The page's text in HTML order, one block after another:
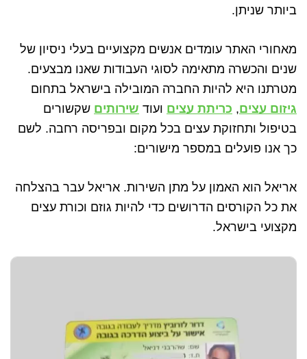
ביותר שניתן.
מאחורי האתר עומדים אנשים מקצועיים בעלי ניסיון של
שנים והכשרה מתאימה לסוגי העבודות שאנו מבצעים.
מטרתנו היא להיות החברה המובילה בישראל בתחום
גיזום עצים, כריתת עצים ועוד שירותים שקשורים
בטיפול ותחזוקת עצים בכל מקום ובפריסה רחבה. לשם
כך אנו פועלים במספר מישורים:
אריאל הוא האמון על מתן השירות. אריאל עבר בהצלחה
את כל הקורסים הדרושים כדי להיות גוזם וכורת עצים
מקצועי בישראל.